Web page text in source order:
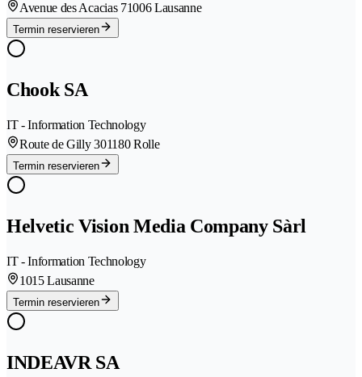
Avenue des Acacias 71006 Lausanne
Termin reservieren
Chook SA
IT - Information Technology
Route de Gilly 301180 Rolle
Termin reservieren
Helvetic Vision Media Company Sàrl
IT - Information Technology
1015 Lausanne
Termin reservieren
INDEAVR SA